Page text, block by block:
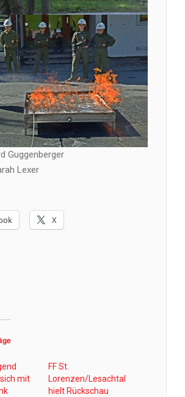
Guggenberger
Lexer
X
mit
FF St.
Lorenzen/Lesachtal
hielt Rückschau